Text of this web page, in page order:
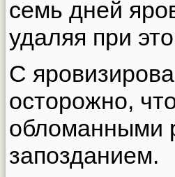
семь дней
удаляя при
С
осторожно,
обломанными
запозданием.